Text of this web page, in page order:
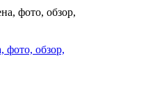
фото, обзор,